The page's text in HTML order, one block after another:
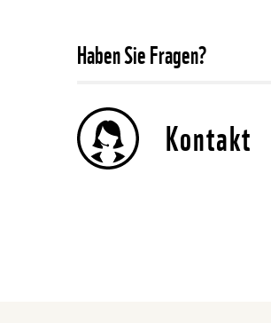
Haben Sie Fragen?
Kontakt